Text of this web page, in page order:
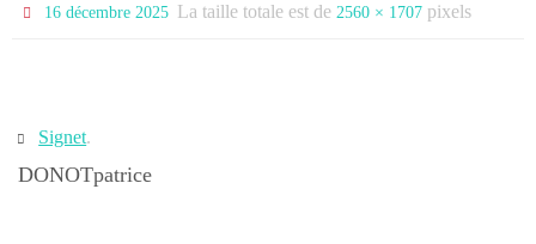
16 décembre 2025 La taille totale est de 2560 × 1707 pixels
Signet.
DONOTpatrice